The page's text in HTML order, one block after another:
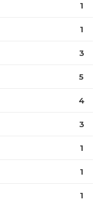
1
1
3
5
4
3
1
1
1